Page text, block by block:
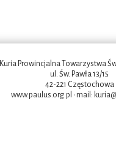
Kuria Prowincjalna Towarzystwa
ul. Św. Pawła 13/15
42-221 Częstochowa
www.paulus.org.pl • mail: